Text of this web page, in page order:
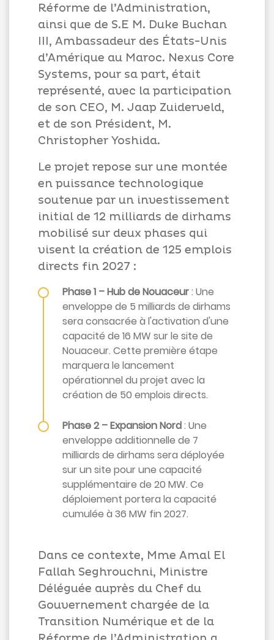
Réforme de l’Administration,
ainsi que de S.E M. Duke Buchan
III, Ambassadeur des États-Unis
d’Amérique au Maroc. Nexus Core
Systems, pour sa part, était
représenté, avec la participation
de son CEO, M. Jaap Zuiderveld,
et de son Président, M.
Christopher Yoshida.
Le projet repose sur une montée
en puissance technologique
soutenue par un investissement
initial de 12 milliards de dirhams
mobilisé sur deux phases qui
visent la création de 125 emplois
directs fin 2027 :
Phase 1 – Hub de Nouaceur: Une
enveloppe de 5 milliards de dirhams
sera consacrée à l'activation d'une
capacité de 16 MW sur le site de
Nouaceur. Cette première étape
marquera le lancement
opérationnel du projet avec la
création de 50 emplois directs.
Phase 2 – Expansion Nord: Une
enveloppe additionnelle de 7
milliards de dirhams sera déployée
sur un site pour une capacité
supplémentaire de 20 MW. Ce
déploiement portera la capacité
cumulée à 36 MW fin 2027.
Dans ce contexte, Mme Amal El
Fallah Seghrouchni, Ministre
Déléguée auprès du Chef du
Gouvernement chargée de la
Transition Numérique et de la